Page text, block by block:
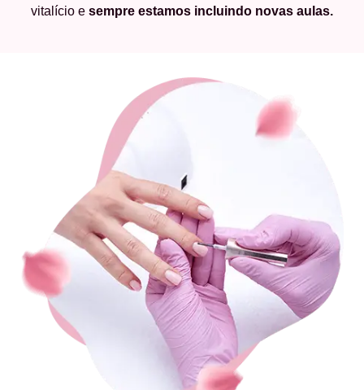
vitalício e sempre estamos incluindo novas aulas.